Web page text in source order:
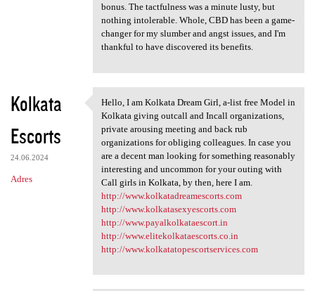
bonus. The tactfulness was a minute lusty, but
nothing intolerable. Whole, CBD has been a game-
changer for my slumber and angst issues, and I'm
thankful to have discovered its benefits.
Kolkata
Escorts
24.06.2024
Adres
Hello, I am Kolkata Dream
Hello, I am Kolkata Dream Girl, a-list free Model in
Kolkata giving outcall and Incall organizations,
private arousing meeting and back rub
organizations for obliging colleagues. In case you
are a decent man looking for something reasonably
interesting and uncommon for your outing with
Call girls in Kolkata, by then, here I am.
http://www.kolkatadreamescorts.com
http://www.kolkatasexyescorts.com
http://www.payalkolkataescort.in
http://www.elitekolkataescorts.co.in
http://www.kolkatatopescortservices.com